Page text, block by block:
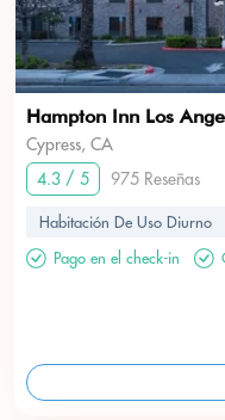
Hampton Inn Los
Cypress, CA
4.3 / 5
975 Reseñas
Habitación De Uso Diurno
Pago en el check-in